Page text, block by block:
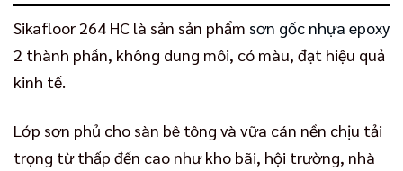
Sikafloor 264 HC là sản sản phẩm sơn gốc nhựa epoxy
2 thành phần, không dung môi, có màu, đạt hiệu quả
kinh tế.
Lớp sơn phủ cho sàn bê tông và vữa cán nền chịu tải
trọng từ thấp đến cao như kho bãi, hội trường, nhà